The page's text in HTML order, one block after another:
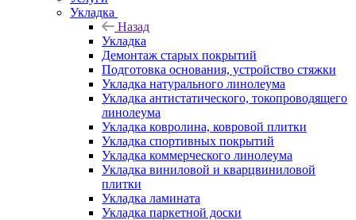
Укладка
Назад
Укладка
Демонтаж старых покрытий
Подготовка основания, устройство стяжки
Укладка натурального линолеума
Укладка антистатического, токопроводящего
линолеума
Укладка ковролина, ковровой плитки
Укладка спортивных покрытий
Укладка коммерческого линолеума
Укладка виниловой и кварцвиниловой
плитки
Укладка ламината
Укладка паркетной доски